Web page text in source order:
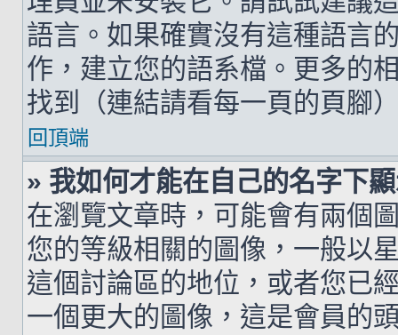
語言。如果確實沒有這種語言
作，建立您的語系檔。更多的
找到（連結請看每一頁的頁腳
回頂端
» 我如何才能在自己的名字下
在瀏覽文章時，可能會有兩個
您的等級相關的圖像，一般以
這個討論區的地位，或者您已
一個更大的圖像，這是會員的